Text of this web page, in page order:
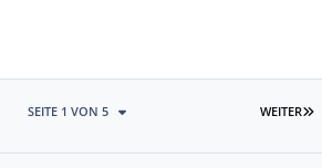
WEITER
SEITE 1 VON 5